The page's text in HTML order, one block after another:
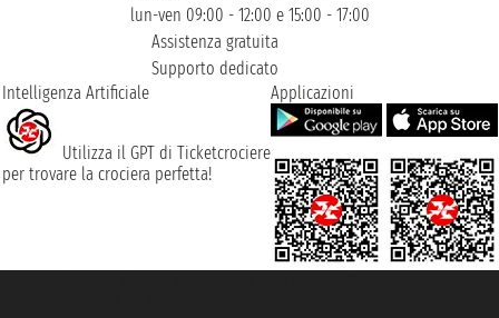
lun-ven 09:00 - 12:00 e 15:00 - 17:00
Assistenza gratuita
Supporto dedicato
Intelligenza Artificiale
Utilizza il GPT di Ticketcrociere
per trovare la crociera perfetta!
Applicazioni